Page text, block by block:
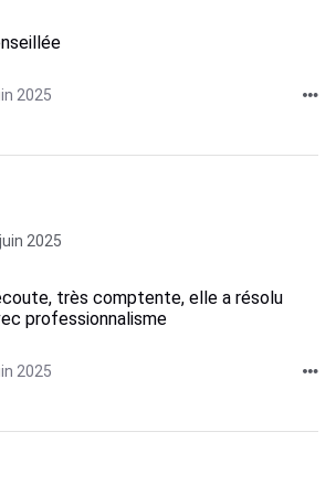
2025
2025
très comptente, elle a résolu
professionnalisme
2025